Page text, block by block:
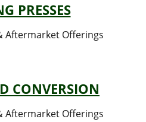
PRESSES
Aftermarket Offerings
CONVERSION
Aftermarket Offerings